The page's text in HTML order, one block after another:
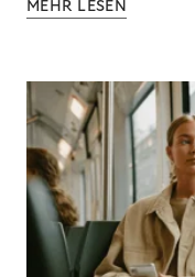
MEHR LESEN